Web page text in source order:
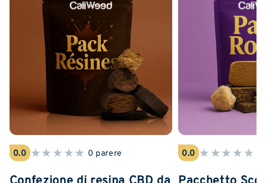
0.0 ★★★★★ 0 parere 0.0 ★★★★★